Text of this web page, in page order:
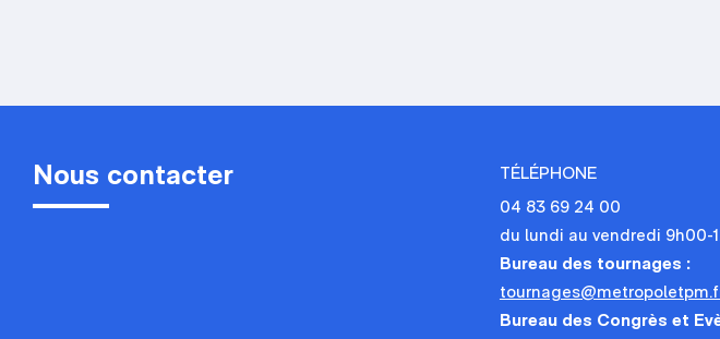
Nous contacter
TÉLÉPHONE
04 83 69 24 00
du lundi au vendredi 9h00-
Bureau des tournages :
Bureau des Congrès et